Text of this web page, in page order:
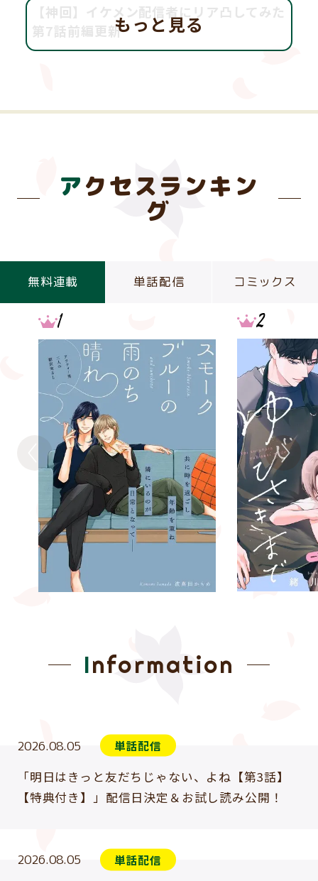
【神回】イケメン配信者にリア凸してみた
第7話前編更新もっと見る
アクセスランキン
グ
無料連載 単話配信 コミックス
Information
2026.08.05 単話配信
「明日はきっと友だちじゃない、よね【第3話】
【特典付き】」配信日決定＆お試し読み公開！
2026.08.05 単話配信